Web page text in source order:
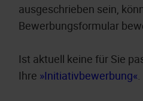
ausgeschrieben sein,
Bewerbungsformular
Ist aktuell keine für Sie
Ihre Initiativbewerbung .